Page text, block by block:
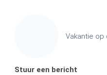
Vakantie op
Stuur een bericht